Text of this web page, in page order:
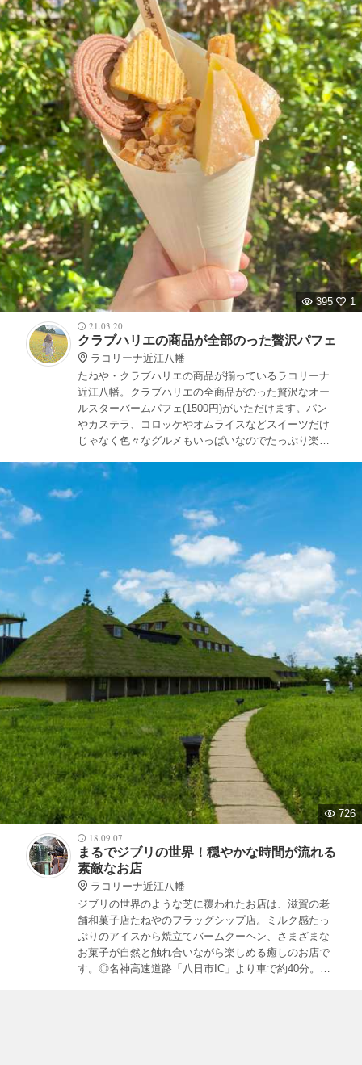
395
1
21.03.20
クラブハリエの商品が全部のった贅沢パフェ
ラコリーナ近江八幡
たねや・クラブハリエの商品が揃っているラコリーナ
近江八幡。クラブハリエの全商品がのった贅沢なオー
ルスターバームパフェ(1500円)がいただけます。パン
やカステラ、コロッケやオムライスなどスイーツだけ
じゃなく色々なグルメもいっぱいなのでたっぷり楽し
のスポットです!
726
18.09.07
まるでジブリの世界！穏やかな時間が流れる
素敵なお店
ラコリーナ近江八幡
ジブリの世界のような芝に覆われたお店は、滋賀の老
舗和菓子店たねやのフラッグシップ店。ミルク感たっ
ぷりのアイスから焼立てバームクーヘン、さまざまな
お菓子が自然と触れ合いながら楽しめる癒しのお店で
す。◎名神高速道路「八日市IC」より車で約40分。営